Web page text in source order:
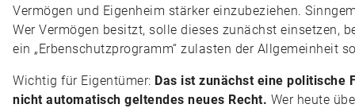
Vermögen und Eigenheim stärker einzubeziehen.
Wer Vermögen besitzt, solle dieses zunächst einsetzen,
ein „Erbenschutzprogramm“ zulasten der Allgemeinheit
Wichtig für Eigentümer: Das ist zunächst eine politische
nicht automatisch geltendes neues Recht. Wer heute